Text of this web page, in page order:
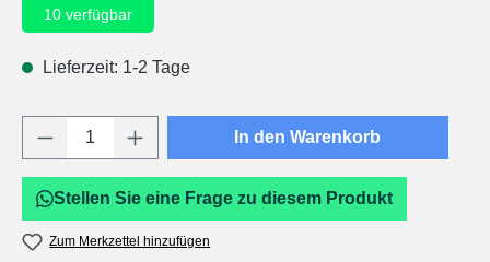
10 verfügbar
Lieferzeit: 1-2 Tage
Produkt Anzahl: Gib den gewünschten
In den Warenkorb
Stellen Sie eine Frage zu diesem Produkt
Zum Merkzettel hinzufügen